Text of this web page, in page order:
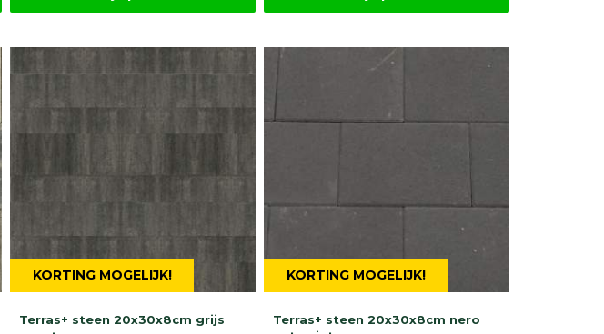
KORTING MOGELIJK!
Terras+ steen 20x30x8cm grijs
KORTING MOGELIJK!
Terras+ steen 20x30x8cm nero